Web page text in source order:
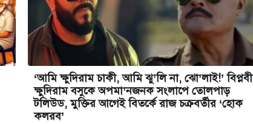
‘আমি ক্ষুদিরাম চাকী, আমি ঝু’লি না, ঝো’লাই!’ বিপ্লবী
ক্ষুদিরাম বসুকে অপমা’নজনক সংলাপে তোলপাড়
টলিউড, মুক্তির আগেই বিতর্কে রাজ চক্রবর্তীর ‘হোক
কলরব’